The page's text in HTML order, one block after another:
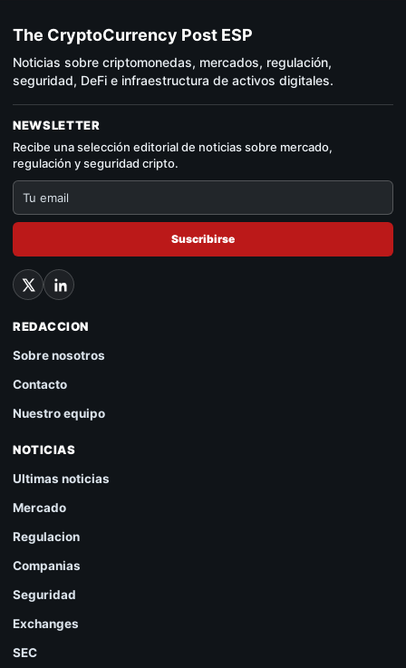
The CryptoCurrency Post ESP
Noticias sobre criptomonedas, mercados, regulación,
seguridad, DeFi e infraestructura de activos digitales.
NEWSLETTER
Recibe una selección editorial de noticias sobre mercado,
regulación y seguridad cripto.
Suscribirse
REDACCION
Sobre nosotros
Contacto
Nuestro equipo
NOTICIAS
Ultimas noticias
Mercado
Regulacion
Companias
Seguridad
Exchanges
SEC